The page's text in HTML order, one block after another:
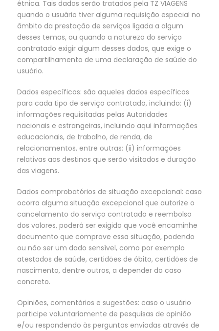
étnica. Tais dados serão tratados pela TZ VIAGENS
quando o usuário tiver alguma requisição especial no
âmbito da prestação de serviços ligada a algum
desses temas, ou quando a natureza do serviço
contratado exigir algum desses dados, que exige o
compartilhamento de uma declaração de saúde do
usuário.
Dados específicos: são aqueles dados específicos
para cada tipo de serviço contratado, incluindo: (i)
informações requisitadas pelas Autoridades
nacionais e estrangeiras, incluindo aqui informações
educacionais, de trabalho, de renda, de
relacionamentos, entre outras; (ii) informações
relativas aos destinos que serão visitados e duração
das viagens.
Dados comprobatórios de situação excepcional: caso
ocorra alguma situação excepcional que autorize o
cancelamento do serviço contratado e reembolso
dos valores, poderá ser exigido que você encaminhe
documento que comprove essa situação, podendo
ou não ser um dado sensível, como por exemplo
atestados de saúde, certidões de óbito, certidões de
nascimento, dentre outros, a depender do caso
concreto.
Opiniões, comentários e sugestões: caso o usuário
participe voluntariamente de pesquisas de opinião
e/ou respondendo às perguntas enviadas através de